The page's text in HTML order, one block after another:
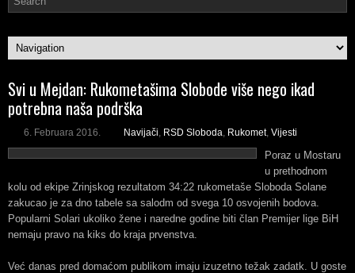
Svi u Mejdan: Rukometašima Slobode više nego ikad
potrebna naša podrška
6. Februara 2016. Navijači, RSD Sloboda, Rukomet, Vijesti
Poraz u Mostaru
u prethodnom
kolu od ekipe Zrinjskog rezultatom 34:22 rukometaše Sloboda Solane
zakucao je za dno tabele sa salodm od svega 10 osvojenih bodova.
Popularni Solari ukoliko žene i naredne godine biti član Premijer lige BiH
nemaju pravo na kiks do kraja prvenstva.
Već danas pred domaćom publikom imaju izuzetno težak zadatk. U goste